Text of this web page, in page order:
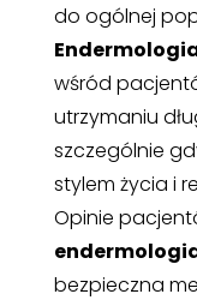
do ogólnej
wśród
utrzymaniu
szczególnie
stylem życia i
Opinie
bezpieczna